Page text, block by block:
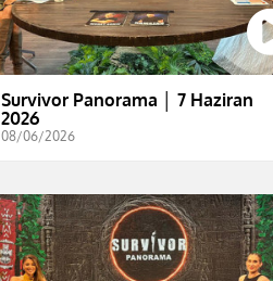
Survivor Panorama │ 7 Haziran
2026
08/06/2026